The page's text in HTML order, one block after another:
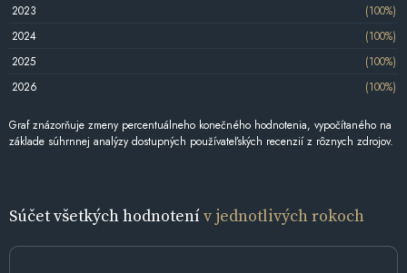
2023
(100%)
2024
(100%)
2025
(100%)
2026
(100%)
Graf znázorňuje zmeny percentuálneho konečného hodnotenia, vypočítaného na
základe súhrnnej analýzy dostupných používateľských recenzií z rôznych zdrojov.
Súčet všetkých hodnotenív jednotlivých rokoch